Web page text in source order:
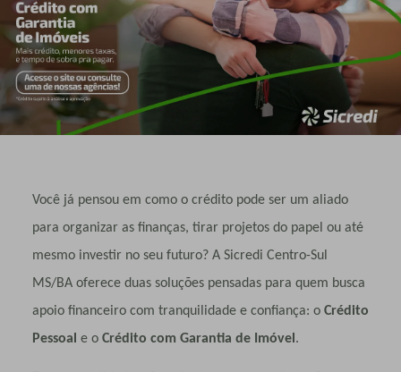
Você já pensou em como o crédito pode ser um aliado
para organizar as finanças, tirar projetos do papel ou até
mesmo investir no seu futuro? A Sicredi Centro-Sul
MS/BA oferece duas soluções pensadas para quem busca
apoio financeiro com tranquilidade e confiança: o Crédito
Pessoal e o Crédito com Garantia de Imóvel.